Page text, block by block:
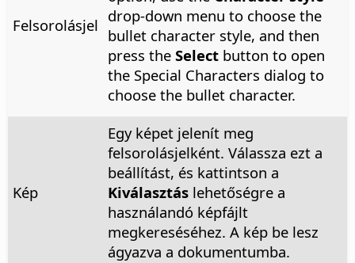
Felsorolásjel drop-down menu to choose the
bullet character style, and then
press the Selectbutton to open
the Special Characters dialog to
choose the bullet character.
Kép
Egy képet jelenít meg
felsorolásjelként. Válassza ezt a
beállítást, és kattintson a
Kiválasztáslehetőségre a
használandó képfájlt
megkereséséhez. A kép be lesz
ágyazva a dokumentumba.